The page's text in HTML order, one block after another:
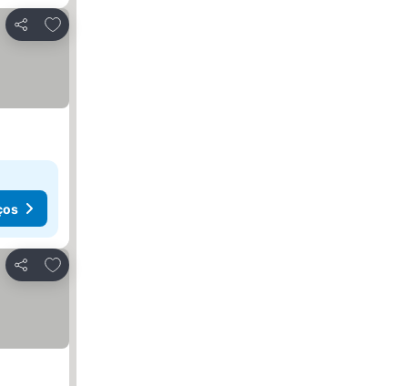
Partilhar
Adicionar aos favoritos
Partilhar
Adicionar aos favoritos